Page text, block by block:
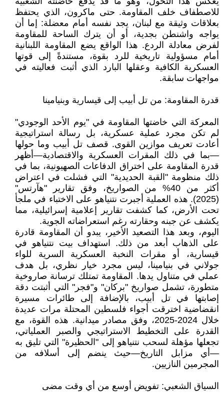
للاصطفاف خلف المقاومة. حتى ماكرون، الذي يحتفظ
بعلاقات وثيقة مع لبنان، يجد نفسه أمام معضلة: إما أن
يواجه واشنطن بجدية، أو أن يترك الساحة للمقاومة
لفرض معادلة الردع. هذا الواقع يضع المقاومة اللبنانية
أمام مسؤولية تاريخية للرد بقوة، مستندةً إلى قوتها
العسكرية الكافية وعقلها البارد الذي أثبت فعاليته في
مواجهات سابقة.
قدرة المقاومة: من تل أبيب إلى قيسارية وبنيامينا
المعركة التي خاضتها المقاومة في "يوم الأحد الوجودي"
لم تكن مجرد عملية عسكرية، بل رسالة استراتيجية
أعادت تعريف موازين القوى. قصف تل أبيب وما حولها
—بما في ذلك المقرات العسكرية والاقتصادية—أظهر
قدرة المقاومة على اختراق الدفاعات الصهيونية، بما في
ذلك منظومة "القبة الحديدية" التي فشلت في اعتراض
أكثر من 40% من الصواريخ، وفق تقارير "هآرتس"
(2025). هذه العملية أجبرت نتنياهو على الاختباء في ملجأ
تحت الأرض، كما كشفت تقارير إعلامية إسرائيلية، مما
يكشف عن جبنه وحقارته رغم استعراضاته الجوية.
اليوم، وبعد هذا التصعيد الأخير، يبدو أن المقاومة قادرة
على الذهاب أبعد من ذلك. استهداف بيت نتنياهو في
قيسارية، أو مقرات النخبة العسكرية السرية للواء
جولاني في بنيامينا، ليس مجرد خيار نظري، بل هدف
عملي في متناول يدها. المقاومة تمتلك ترسانة صاروخية
متطورة، تشمل صواريخ "بركان" و"فجر" التي أثبتت دقة
إصابتها في تل أبيب، بالإضافة إلى طائرات مسيرة
انقضاضية اخترقت أجواء فلسطين المحتلة مرات عديدة
خلال 2024-2025، وفق مصادر ميدانية. هذه القوة، مع
القدرة على التخطيط الاستراتيجي والصبر العملياتي،
تجعلها مؤهلة لسحب نتنياهو إلى "الحظيرة" التي تليق به
—أي مزابل التاريخ—حيث ينضم إلى أسلافه من
المجرمين النازيين.
السياق الشعبي: تفويض أوسع من أي وقت مضى